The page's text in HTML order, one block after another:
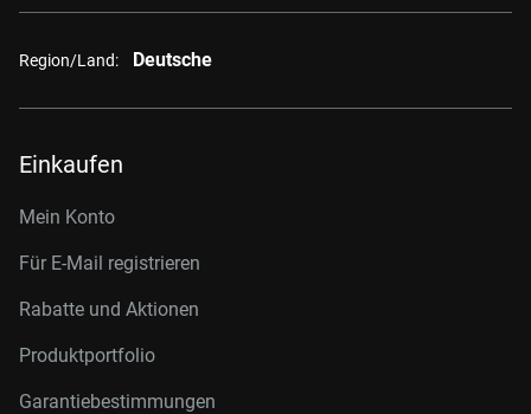
Region/Land: Deutsche
Einkaufen
Mein Konto
Für E-Mail registrieren
Rabatte und Aktionen
Produktportfolio
Garantiebestimmungen